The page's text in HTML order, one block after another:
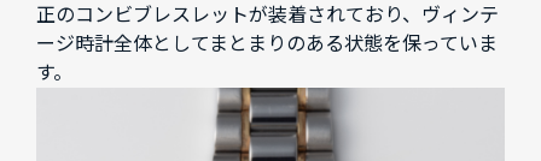
正のコンビブレスレットが装着されており、ヴィンテ
ージ時計全体としてまとまりのある状態を保っていま
す。